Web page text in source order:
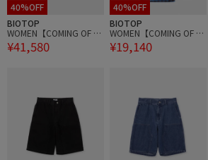
40%OFF
BIOTOP
WOMEN【COMING OF A
GE】PVC TOTE
¥41,580
40%OFF
BIOTOP
WOMEN【COMING OF A
GE】MINI BACKPACK
¥19,140